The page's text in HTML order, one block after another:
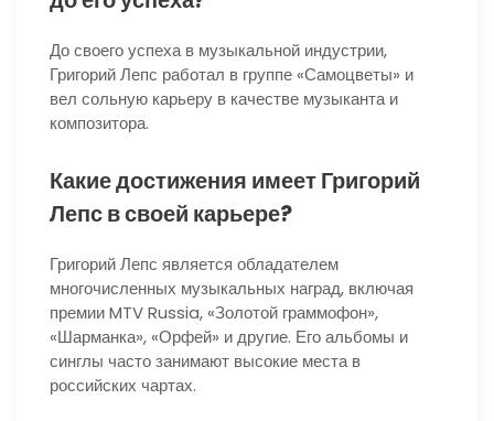
До своего успеха в музыкальной индустрии,
Григорий Лепс работал в группе «Самоцветы» и
вел сольную карьеру в качестве музыканта и
композитора.
Какие достижения имеет Григорий
Лепс в своей карьере?
Григорий Лепс является обладателем
многочисленных музыкальных наград, включая
премии MTV Russia, «Золотой граммофон»,
«Шарманка», «Орфей» и другие. Его альбомы и
синглы часто занимают высокие места в
российских чартах.